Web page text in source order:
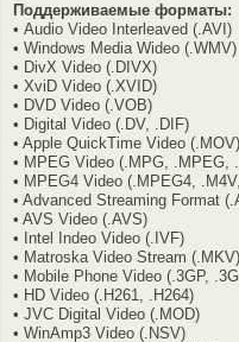
Поддерживаемые форматы:
• Audio Video Interleaved (.AVI)
• Windows Media Wideo (.WMV)
• DivX Video (.DIVX)
• XviD Video (.XVID)
• DVD Video (.VOB)
• Digital Video (.DV, .DIF)
• Apple QuickTime Video (.MOV)
• MPEG Video (.MPG, .MPEG,
• MPEG4 Video (.MPEG4,
• Advanced Streaming Format
• AVS Video (.AVS)
• Intel Indeo Video (.IVF)
• Matroska Video Stream (.MKV)
• Mobile Phone Video (.3GP,
• HD Video (.H261, .H264)
• JVC Digital Video (.MOD)
• WinAmp3 Video (.NSV)